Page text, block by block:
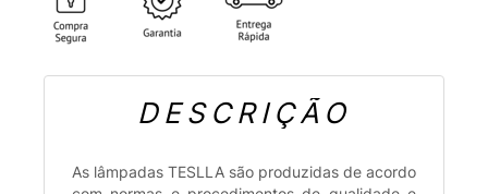
DESCRIÇÃO
As lâmpadas TESLLA são produzidas de acordo